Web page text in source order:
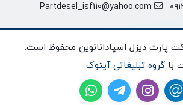
Partdesel_isf110@yahoo.com
پارت دیزل اسپادانانوین محفوظ است.
با گروه تبلیغاتی آیتوک